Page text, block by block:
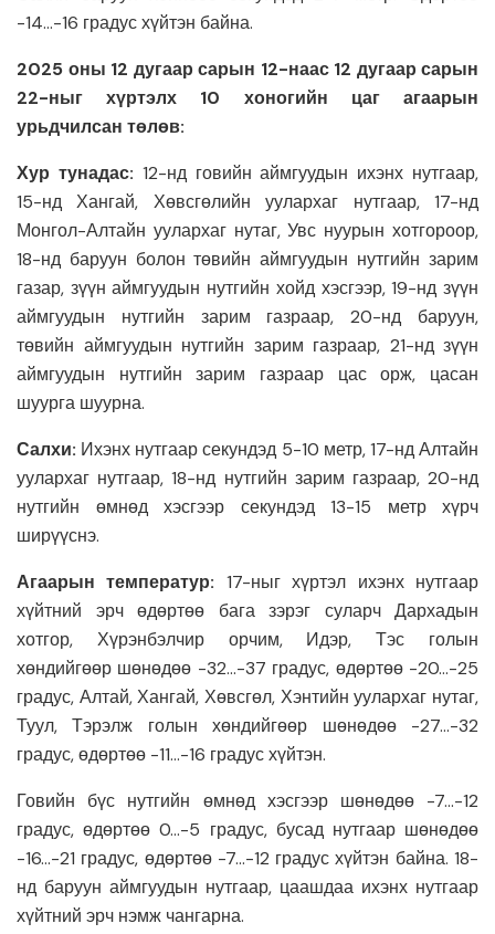
-14…-16 градус хүйтэн байна.
2025 оны 12 дугаар сарын 12-наас 12 дугаар сарын
22-ныг хүртэлх 10 хоногийн цаг агаарын
урьдчилсан төлөв:
Хур тунадас: 12-нд говийн аймгуудын ихэнх нутгаар,
15-нд Хангай, Хөвсгөлийн уулархаг нутгаар, 17-нд
Монгол-Алтайн уулархаг нутаг, Увс нуурын хотгороор,
18-нд баруун болон төвийн аймгуудын нутгийн зарим
газар, зүүн аймгуудын нутгийн хойд хэсгээр, 19-нд зүүн
аймгуудын нутгийн зарим газраар, 20-нд баруун,
төвийн аймгуудын нутгийн зарим газраар, 21-нд зүүн
аймгуудын нутгийн зарим газраар цас орж, цасан
шуурга шуурна.
Салхи: Ихэнх нутгаар секундэд 5-10 метр, 17-нд Алтайн
уулархаг нутгаар, 18-нд нутгийн зарим газраар, 20-нд
нутгийн өмнөд хэсгээр секундэд 13-15 метр хүрч
ширүүснэ.
Агаарын температур: 17-ныг хүртэл ихэнх нутгаар
хүйтний эрч өдөртөө бага зэрэг суларч Дархадын
хотгор, Хүрэнбэлчир орчим, Идэр, Тэс голын
хөндийгөөр шөнөдөө -32…-37 градус, өдөртөө -20…-25
градус, Алтай, Хангай, Хөвсгөл, Хэнтийн уулархаг нутаг,
Туул, Тэрэлж голын хөндийгөөр шөнөдөө -27…-32
градус, өдөртөө -11…-16 градус хүйтэн.
Говийн бүс нутгийн өмнөд хэсгээр шөнөдөө -7…-12
градус, өдөртөө 0…-5 градус, бусад нутгаар шөнөдөө
-16…-21 градус, өдөртөө -7…-12 градус хүйтэн байна. 18-
нд баруун аймгуудын нутгаар, цаашдаа ихэнх нутгаар
хүйтний эрч нэмж чангарна.